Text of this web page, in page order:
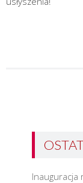
wpisach
Inauguracja